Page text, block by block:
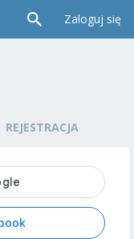
Zaloguj się
REJESTRACJA